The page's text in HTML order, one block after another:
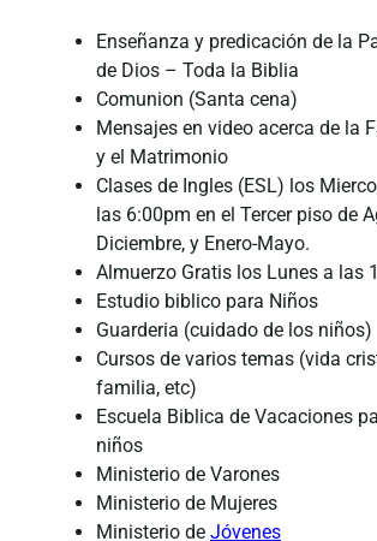
Enseñanza y predicación de la
de Dios – Toda la Biblia
Comunion (Santa cena)
Mensajes en video acerca de la
y el Matrimonio
Clases de Ingles (ESL) los
las 6:00pm en el Tercer piso de
Diciembre, y Enero-Mayo.
Almuerzo Gratis los Lunes a las
Estudio biblico para Niños
Guarderi­a (cuidado de los niños)
Cursos de varios temas (vida
familia, etc)
Escuela Biblica de Vacaciones
niños
Ministerio de Varones
Ministerio de Mujeres
Ministerio de Jóvenes